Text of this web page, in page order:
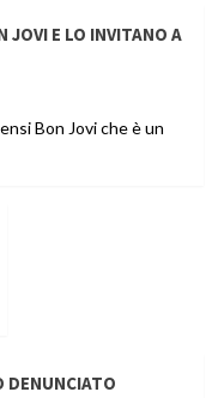
JOVI E LO INVITANO A
Bon Jovi che è un
DENUNCIATO